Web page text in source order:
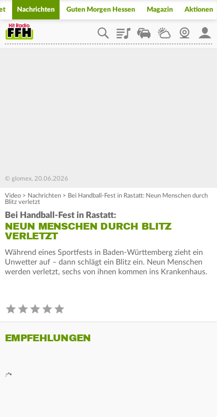
Nachrichten Guten Morgen Hessen Magazin Aktionen
PlaylistStaupilotWetterWebcam
© glomex, 20.06.2026
Video > Nachrichten > Bei Handball-Fest in Rastatt: Neun Menschen durch
Blitz verletzt
Bei Handball-Fest in Rastatt:
NEUN MENSCHEN DURCH BLITZ
VERLETZT
Während eines Sportfests in Baden-Württemberg zieht ein
Unwetter auf – dann schlägt ein Blitz ein. Neun Menschen
werden verletzt, sechs von ihnen kommen ins Krankenhaus.
EMPFEHLUNGEN